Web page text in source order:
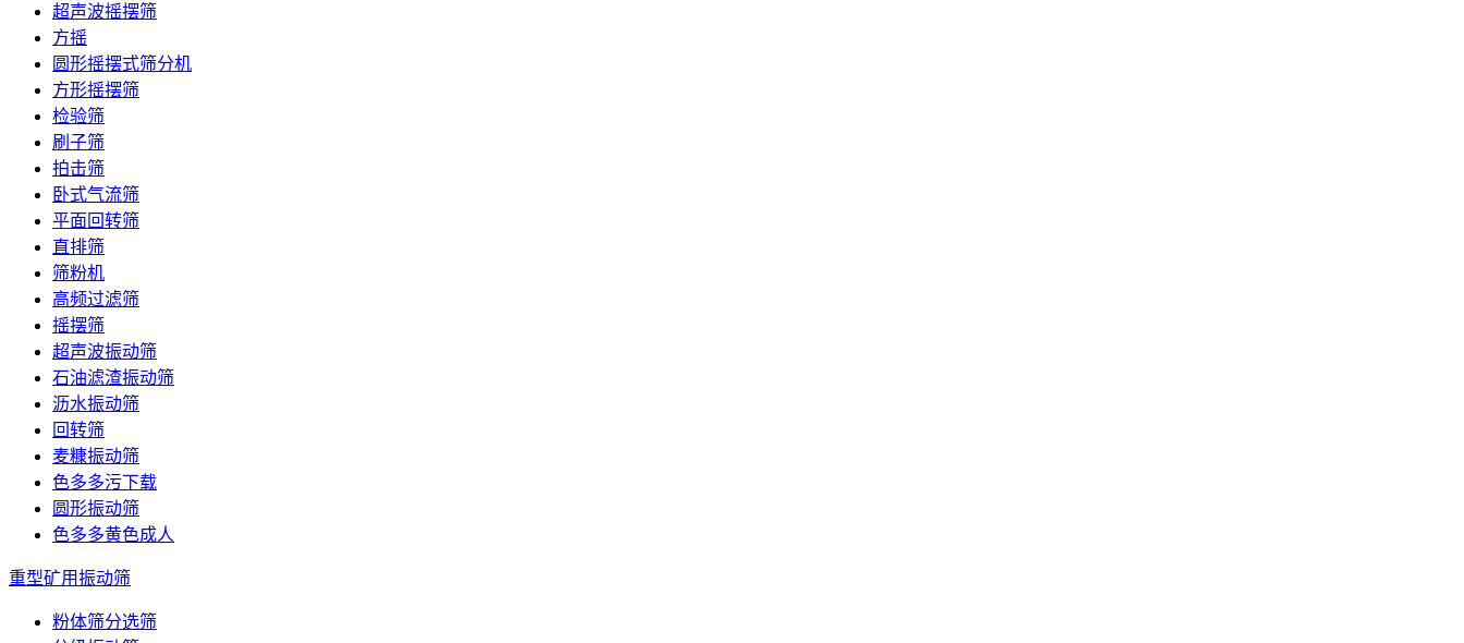
超声波摇摆筛
方摇
圆形摇摆式筛分机
方形摇摆筛
检验筛
刷子筛
拍击筛
卧式气流筛
平面回转筛
直排筛
筛粉机
高频过滤筛
摇摆筛
超声波振动筛
石油滤渣振动筛
沥水振动筛
回转筛
麦糠振动筛
色多多污下载
圆形振动筛
色多多黄色成人
重型矿用振动筛
粉体筛分选筛